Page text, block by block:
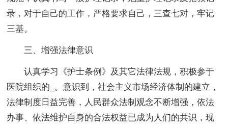
录，对于自己的工作，严格要求自己，三查七对，牢记
三基。
三、增强法律意识
认真学习《护士条例》及其它法律法规，积极参于
医院组织的_。意识到，社会主义市场经济体制的建立，
法律制度日益完善，人民群众法制观念不断增强，依法
办事、依法维护自身的合法权益已成为人们的共识，现